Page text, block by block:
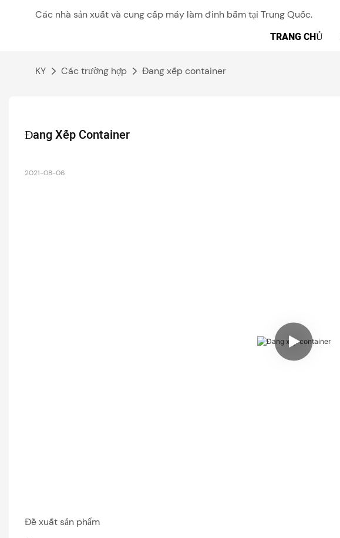
Các nhà sản xuất và cung cấp máy làm đinh bấm tại Trung Quốc.
TRANG CHỦ
KY Các trường hợp Đang xếp container
Đang Xếp Container
2021-08-06
Đề xuất sản phẩm